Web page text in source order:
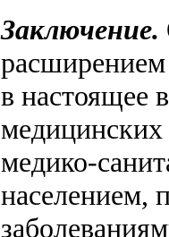
Заключение.
расширением
в настоящее
медико-
населением,